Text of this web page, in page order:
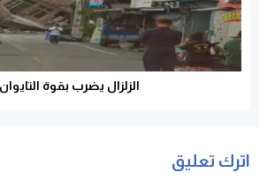
الزلزال يضرب بقوة التايوان
اترك تعليق